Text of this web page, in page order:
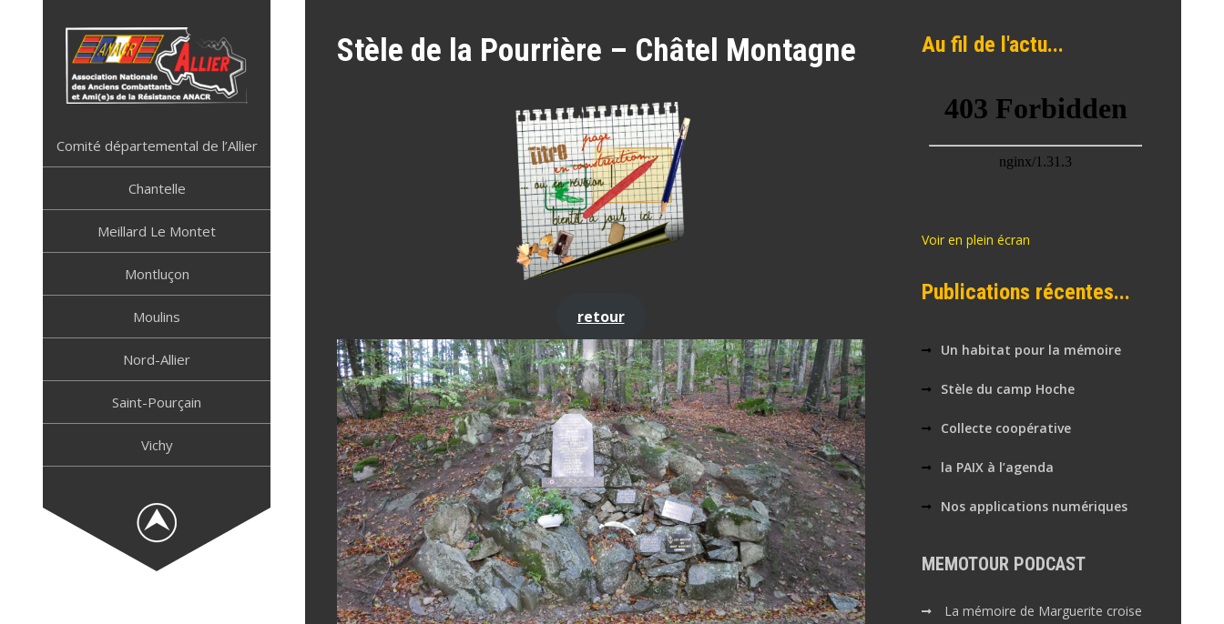
Comité départemental de l’Allier
Chantelle
Meillard Le Montet
Montluçon
Moulins
Nord-Allier
Saint-Pourçain
Vichy
Stèle de la Pourrière – Châtel Montagne
retour
Au fil de l'actu...
Voir en plein écran
Publications récentes...
Un habitat pour la mémoire
Stèle du camp Hoche
Collecte coopérative
la PAIX à l’agenda
Nos applications numériques
MEMOTOUR PODCAST
La mémoire de Marguerite croise